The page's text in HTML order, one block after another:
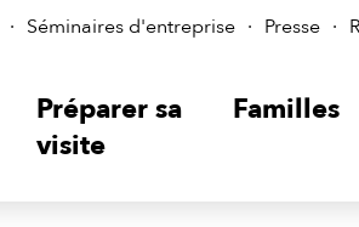
Séminaires d'entreprise Presse
Préparer sa
visite
Familles